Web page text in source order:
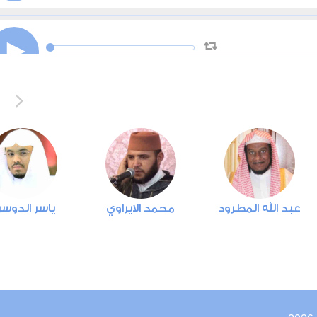
00:00 00:00 عبد الله المطرود محمد الايراوي ياسر